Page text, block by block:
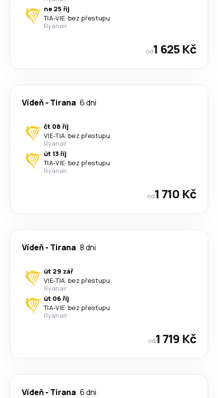
ne 25 říj
TIA-VIE· bez přestupu
Ryanair
od1 625 Kč
Vídeň- Tirana 6 dni
čt 08 říj
VIE-TIA· bez přestupu
Ryanair
út 13 říj
TIA-VIE· bez přestupu
Ryanair
od1 710 Kč
Vídeň- Tirana 8 dni
út 29 zář
VIE-TIA· bez přestupu
Ryanair
út 06 říj
TIA-VIE· bez přestupu
Ryanair
od1 719 Kč
Vídeň- Tirana 6 dni